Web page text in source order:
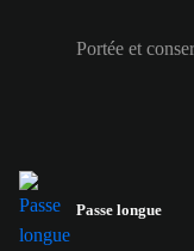
Portée et
Passe longue